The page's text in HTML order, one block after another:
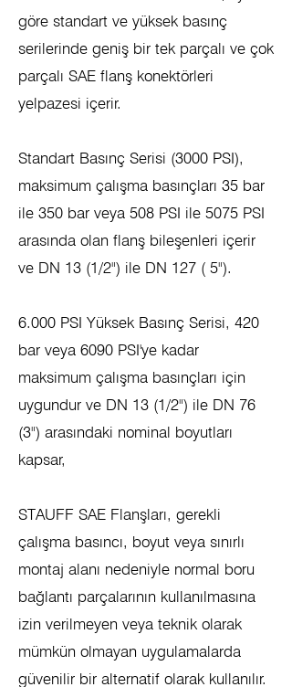
göre standart ve yüksek basınç
serilerinde geniş bir tek parçalı ve çok
parçalı SAE flanş konektörleri
yelpazesi içerir.
Standart Basınç Serisi (3000 PSI),
maksimum çalışma basınçları 35 bar
ile 350 bar veya 508 PSI ile 5075 PSI
arasında olan flanş bileşenleri içerir
ve DN 13 (1/2") ile DN 127 ( 5").
6.000 PSI Yüksek Basınç Serisi, 420
bar veya 6090 PSI'ye kadar
maksimum çalışma basınçları için
uygundur ve DN 13 (1/2") ile DN 76
(3") arasındaki nominal boyutları
kapsar,
STAUFF SAE Flanşları, gerekli
çalışma basıncı, boyut veya sınırlı
montaj alanı nedeniyle normal boru
bağlantı parçalarının kullanılmasına
izin verilmeyen veya teknik olarak
mümkün olmayan uygulamalarda
güvenilir bir alternatif olarak kullanılır.